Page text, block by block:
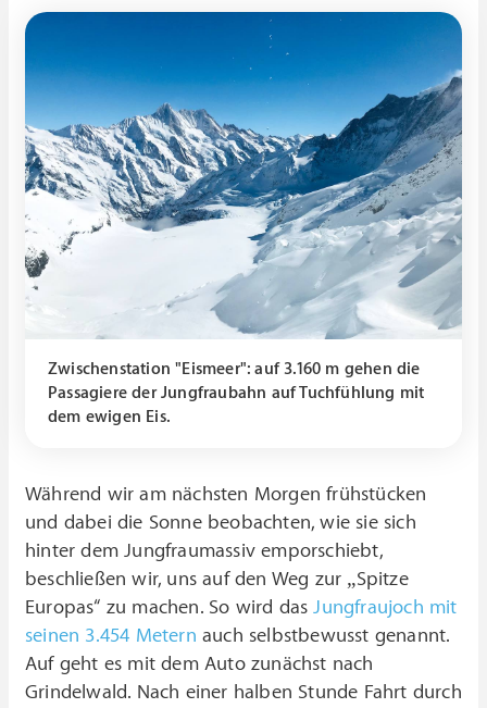
Zwischenstation "Eismeer": auf 3.160 m gehen die
Passagiere der Jungfraubahn auf Tuchfühlung mit
dem ewigen Eis.
Während wir am nächsten Morgen frühstücken
und dabei die Sonne beobachten, wie sie sich
hinter dem Jungfraumassiv emporschiebt,
beschließen wir, uns auf den Weg zur „Spitze
Europas“ zu machen. So wird dasJungfraujoch mit
seinen 3.454 Metern auch selbstbewusst genannt.
Auf geht es mit dem Auto zunächst nach
Grindelwald. Nach einer halben Stunde Fahrt durch